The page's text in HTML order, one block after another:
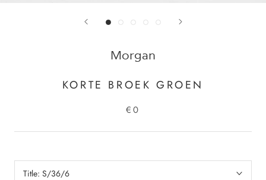
Morgan
KORTE BROEK GROEN
€0
Title: S/36/6